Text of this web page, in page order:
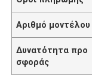
Αριθμό μοντέλου
Δυνατότητα προ
σφοράς